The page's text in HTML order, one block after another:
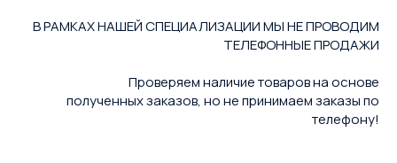
В РАМКАХ НАШЕЙ СПЕЦИАЛИЗАЦИИ МЫ НЕ ПРОВОДИМ
ТЕЛЕФОННЫЕ ПРОДАЖИ
Проверяем наличие товаров на основе
полученных заказов, но не принимаем заказы по
телефону!